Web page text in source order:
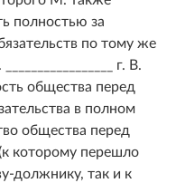
полностью за
по тому же
г. В.
общества перед
в полном
общества перед
которому перешло
должнику, так и к